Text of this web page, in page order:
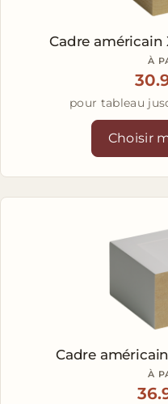
Cadre américain
À
pour tableau
Choisir
Cadre
À